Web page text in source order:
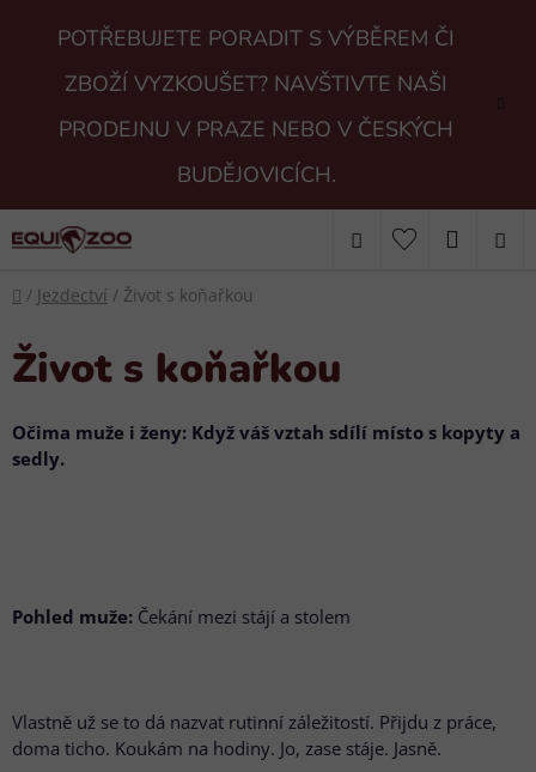
POTŘEBUJETE PORADIT S VÝBĚREM ČI
ZBOŽÍ VYZKOUŠET? NAVŠTIVTE NAŠI
PRODEJNU V PRAZE NEBO V ČESKÝCH
BUDĚJOVICÍCH.
Hledat
Domů
/ Jezdectví / Život s koňařkou
Život s koňařkou
Očima muže i ženy: Když váš vztah sdílí místo s kopyty a
sedly.
Pohled muže: Čekání mezi stájí a stolem
Vlastně už se to dá nazvat rutinní záležitostí. Přijdu z práce,
doma ticho. Koukám na hodiny. Jo, zase stáje. Jasně.